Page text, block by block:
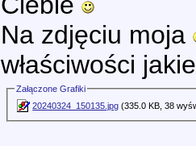
Na zdjęciu moja
właściwości
Załączone Grafiki
20240324_150135.jpg (335.0 KB, 38